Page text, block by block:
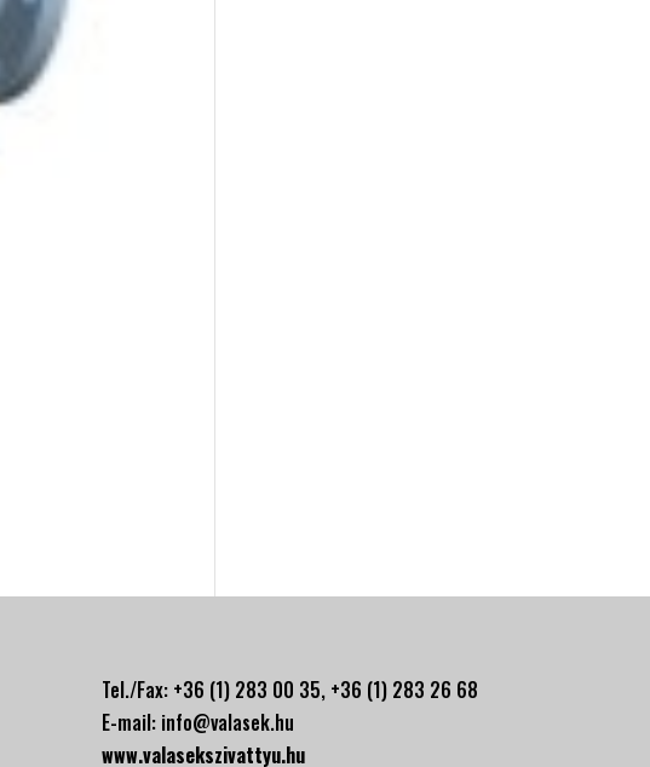
Tel./Fax: +36 (1) 283 00 35, +36 (1) 283 26 68
E-mail: info@valasek.hu
www.valasekszivattyu.hu